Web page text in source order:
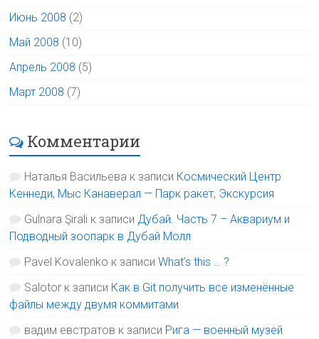
Июнь 2008 (2)
Май 2008 (10)
Апрель 2008 (5)
Март 2008 (7)
Комментарии
Наталья Васильева к записи Космический Центр
Кеннеди, Мыс Канаверал — Парк ракет, Экскурсия
Gulnara Şirali к записи Дубай. Часть 7 – Аквариум и
Подводный зоопарк в Дубай Молл
Pavel Kovalenko к записиWhat’s this … ?
Salotor к записи Как в Git получить все изменённые
файлы между двумя коммитами
вадим евстратов к записи Рига — военный музей